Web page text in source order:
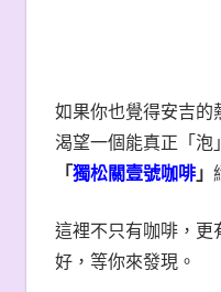
如果你也覺得安吉的
渴望一個能真正「
「獨松關壹號咖啡」
這裡不只有咖啡，更
好，等你來發現。